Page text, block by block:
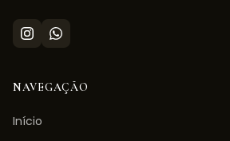
NAVEGAÇÃO
Início